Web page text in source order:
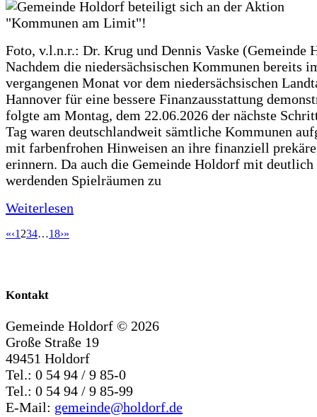
Foto, v.l.n.r.: Dr. Krug und Dennis Vaske (Gemeinde
Nachdem die niedersächsischen Kommunen bereits
vergangenen Monat vor dem niedersächsischen
Hannover für eine bessere Finanzausstattung
folgte am Montag, dem 22.06.2026 der nächste
Tag waren deutschlandweit sämtliche Kommunen
mit farbenfrohen Hinweisen an ihre finanziell
erinnern. Da auch die Gemeinde Holdorf mit deutlich
werdenden Spielräumen zu
Weiterlesen
«‹1 234…18›»
Kontakt
Gemeinde Holdorf © 2026
Große Straße 19
49451 Holdorf
Tel.: 0 54 94 / 9 85-0
Tel.: 0 54 94 / 9 85-99
E-Mail: gemeinde@holdorf.de